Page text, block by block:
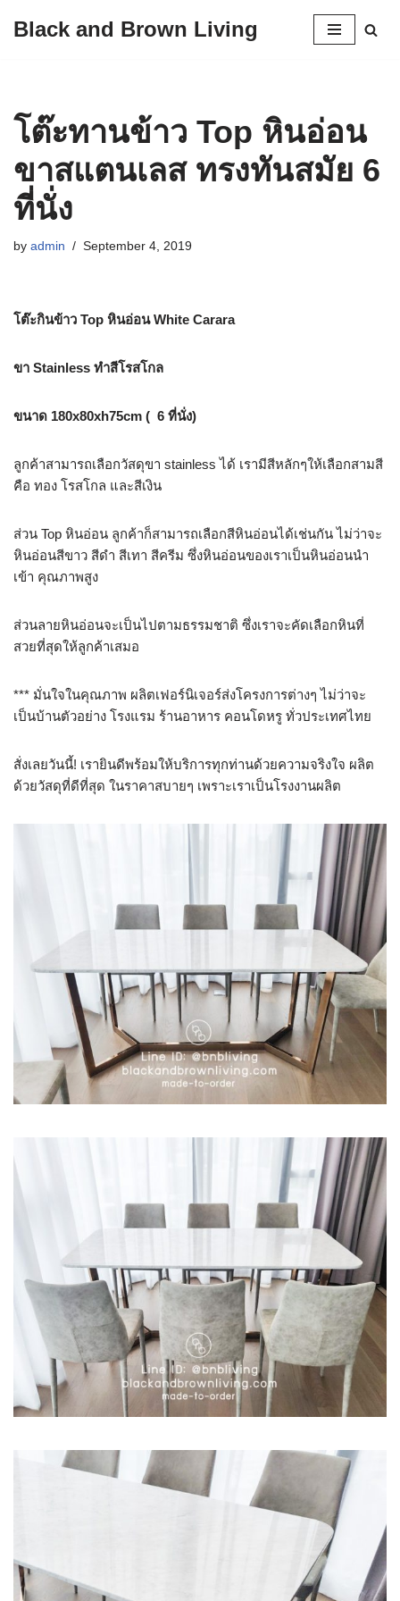
Black and Brown Living
โต๊ะทานข้าว Top หินอ่อน
ขาสแตนเลส ทรงทันสมัย 6
ที่นั่ง
by admin September 4, 2019
โต๊ะกินข้าว Top หินอ่อน White Carara
ขา Stainless ทำสีโรสโกล
ขนาด 180x80xh75cm ( 6 ที่นั่ง)
ลูกค้าสามารถเลือกวัสดุขา stainless ได้ เรามีสีหลักๆให้เลือกสามสี
คือ ทอง โรสโกล และสีเงิน
ส่วน Top หินอ่อน ลูกค้าก็สามารถเลือกสีหินอ่อนได้เช่นกัน ไม่ว่าจะ
หินอ่อนสีขาว สีดำ สีเทา สีครีม ซึ่งหินอ่อนของเราเป็นหินอ่อนนำ
เข้า คุณภาพสูง
ส่วนลายหินอ่อนจะเป็นไปตามธรรมชาติ ซึ่งเราจะคัดเลือกหินที่
สวยที่สุดให้ลูกค้าเสมอ
*** มั่นใจในคุณภาพ ผลิตเฟอร์นิเจอร์ส่งโครงการต่างๆ ไม่ว่าจะ
เป็นบ้านตัวอย่าง โรงแรม ร้านอาหาร คอนโดหรู ทั่วประเทศไทย
สั่งเลยวันนี้! เรายินดีพร้อมให้บริการทุกท่านด้วยความจริงใจ ผลิต
ด้วยวัสดุที่ดีที่สุด ในราคาสบายๆ เพราะเราเป็นโรงงานผลิต